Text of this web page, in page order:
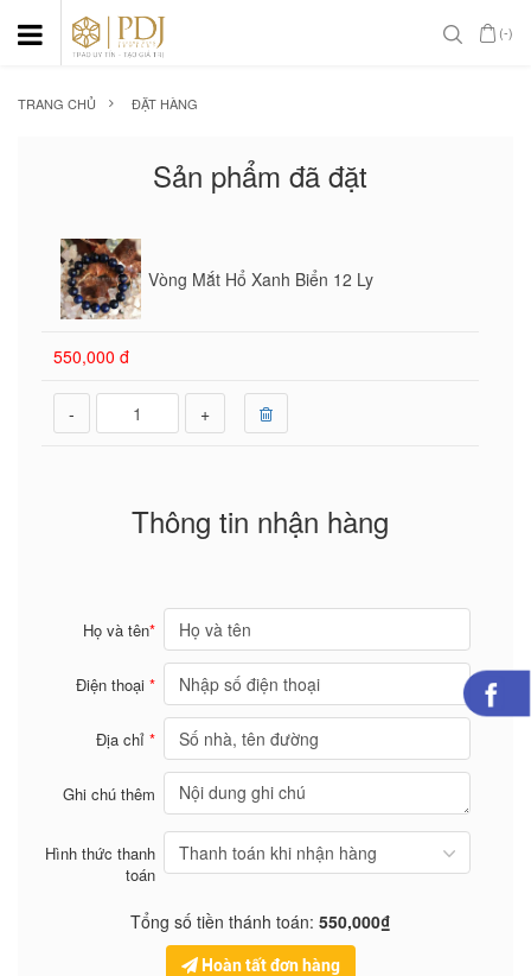
(-)
TRANG CHỦ ĐẶT HÀNG
Sản phẩm đã đặt
Vòng Mắt Hổ Xanh Biển 12 Ly
550,000 đ
- +
Thông tin nhận hàng
Họ và tên*
Điện thoại*
Địa chỉ*
Ghi chú thêm
Hình thức thanh
toán
Tổng số tiền thánh toán: 550,000₫
Hoàn tất đơn hàng